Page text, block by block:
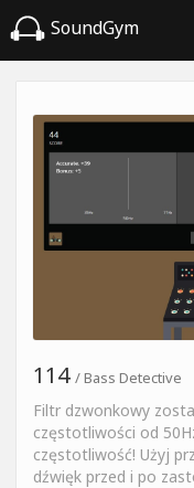
SoundGym
114 / Bass Detective
Filtr dzwonkowy
częstotliwości od
częstotliwość! Użyj
dźwięk przed i po